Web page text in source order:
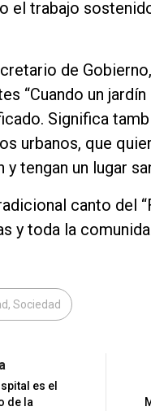
el trabajo
de
“Cuando un
Significa
urbanos, que
tengan un lugar
canto del
y toda la
Sociedad
es el
de la